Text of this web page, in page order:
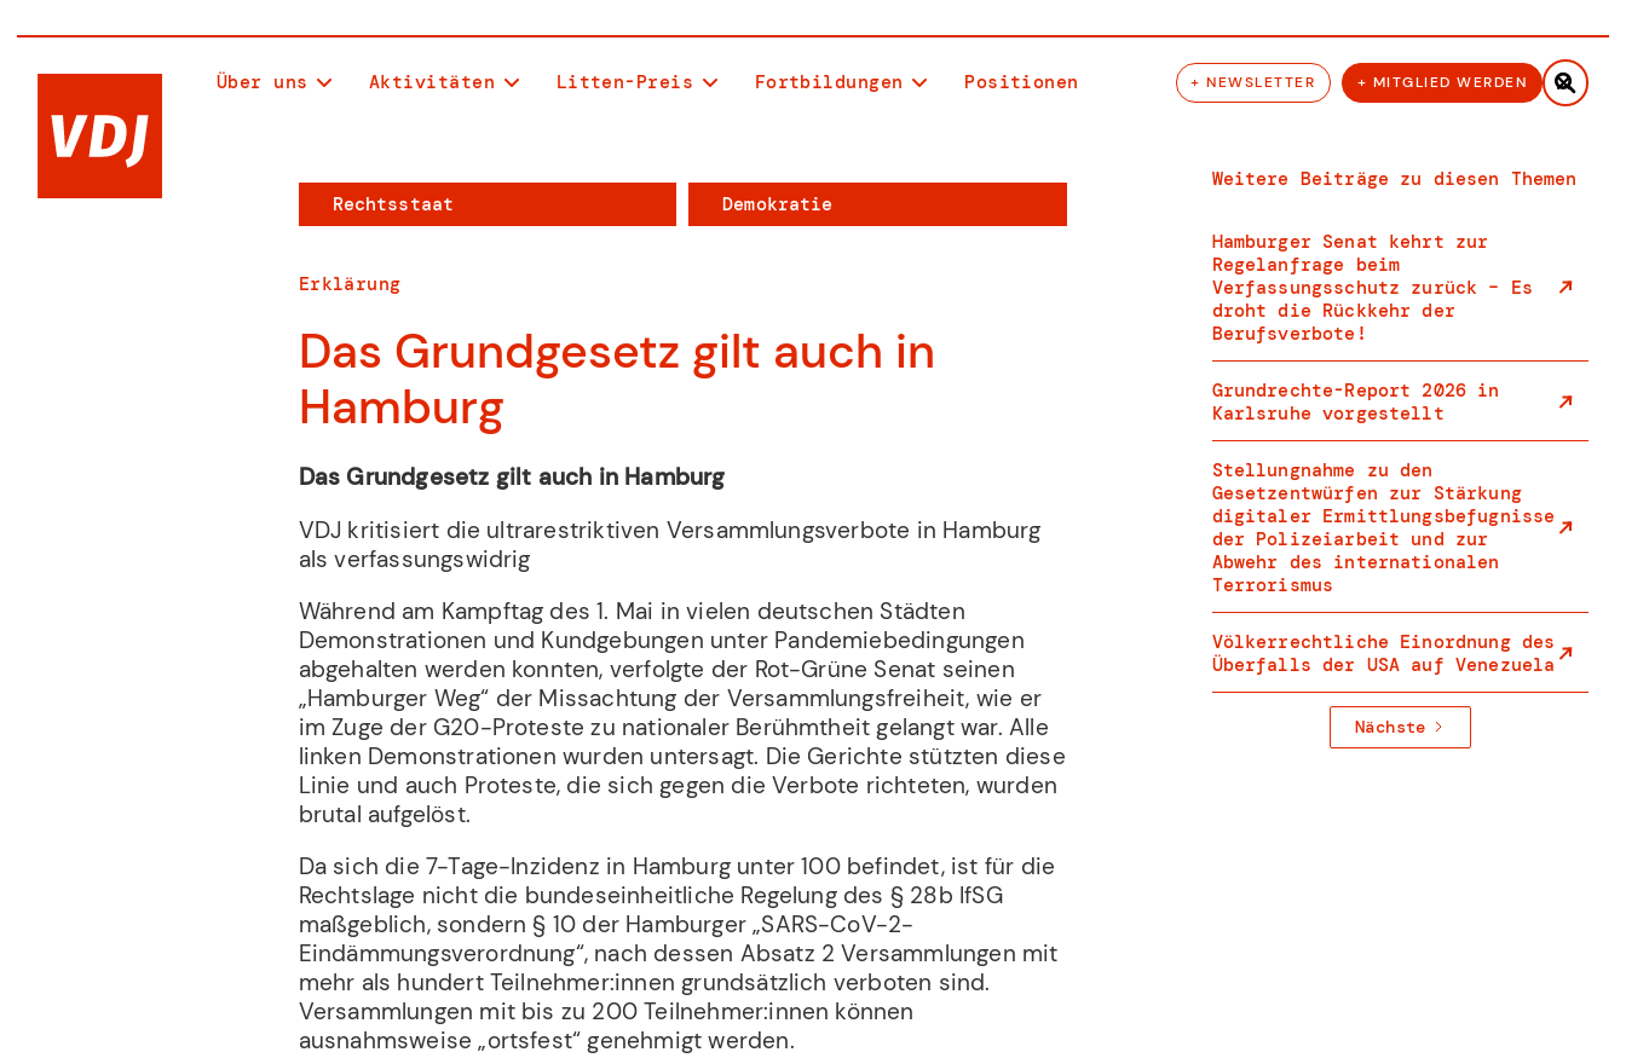
Über uns Aktivitäten Litten-Preis Fortbildungen Positionen + NEWSLETTER + MITGLIED WERDEN 
Rechtsstaat Demokratie
Erklärung
Das Grundgesetz gilt auch in
Hamburg
Das Grundgesetz gilt auch in Hamburg
VDJ kritisiert die ultrarestriktiven Versammlungsverbote in Hamburg
als verfassungswidrig
Während am Kampftag des 1. Mai in vielen deutschen Städten
Demonstrationen und Kundgebungen unter Pandemiebedingungen
abgehalten werden konnten, verfolgte der Rot-Grüne Senat seinen
„Hamburger Weg“ der Missachtung der Versammlungsfreiheit, wie er
im Zuge der G20-Proteste zu nationaler Berühmtheit gelangt war. Alle
linken Demonstrationen wurden untersagt. Die Gerichte stützten diese
Linie und auch Proteste, die sich gegen die Verbote richteten, wurden
brutal aufgelöst.
Da sich die 7-Tage-Inzidenz in Hamburg unter 100 befindet, ist für die
Rechtslage nicht die bundeseinheitliche Regelung des § 28b IfSG
maßgeblich, sondern § 10 der Hamburger „SARS-CoV-2-
Eindämmungsverordnung“, nach dessen Absatz 2 Versammlungen mit
mehr als hundert Teilnehmer:innen grundsätzlich verboten sind.
Versammlungen mit bis zu 200 Teilnehmer:innen können
ausnahmsweise „ortsfest“ genehmigt werden.
Weitere Beiträge zu diesen Themen
Hamburger Senat kehrt zur
Regelanfrage beim
Verfassungsschutz zurück – Es
droht die Rückkehr der
Berufsverbote!
Grundrechte-Report 2026 in
Karlsruhe vorgestellt
Stellungnahme zu den
Gesetzentwürfen zur Stärkung
digitaler Ermittlungsbefugnisse
der Polizeiarbeit und zur
Abwehr des internationalen
Terrorismus
Völkerrechtliche Einordnung des
Überfalls der USA auf Venezuela
Nächste